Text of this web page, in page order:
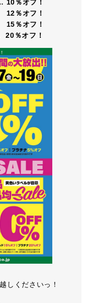
10％オフ！
％オフ！
％オフ！
20％オフ！
しくださいっ！